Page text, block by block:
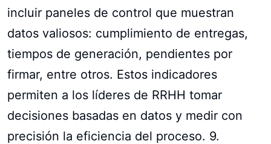
incluir paneles de control que muestran
datos valiosos: cumplimiento de entregas,
tiempos de generación, pendientes por
firmar, entre otros. Estos indicadores
permiten a los líderes de RRHH tomar
decisiones basadas en datos y medir con
precisión la eficiencia del proceso. 9.